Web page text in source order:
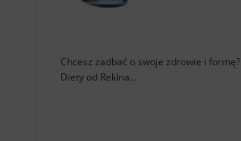
Chcesz zadbać o swoje zdrowie i formę?
Diety od Rekina...